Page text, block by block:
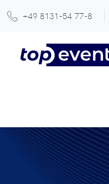
+49 8131-54 77-8